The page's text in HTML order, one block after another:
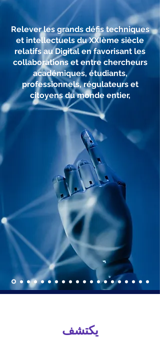
Relever les grands défis techniques
et intellectuels du XXIème siècle
relatifs au Digital en favorisant les
collaborations et entre chercheurs
académiques, étudiants,
professionnels, régulateurs et
citoyens du monde entier,
يكتشف